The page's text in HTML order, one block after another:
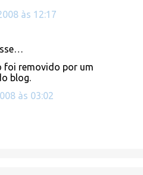
às 12:17
foi removido por um
blog.
às 03:02